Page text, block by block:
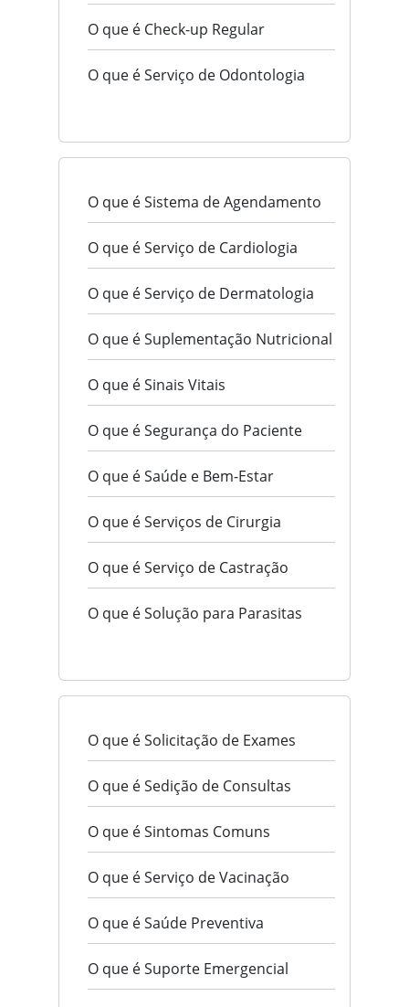
O que é Check-up Regular
O que é Serviço de Odontologia
O que é Sistema de Agendamento
O que é Serviço de Cardiologia
O que é Serviço de Dermatologia
O que é Suplementação Nutricional
O que é Sinais Vitais
O que é Segurança do Paciente
O que é Saúde e Bem-Estar
O que é Serviços de Cirurgia
O que é Serviço de Castração
O que é Solução para Parasitas
O que é Solicitação de Exames
O que é Sedição de Consultas
O que é Sintomas Comuns
O que é Serviço de Vacinação
O que é Saúde Preventiva
O que é Suporte Emergencial